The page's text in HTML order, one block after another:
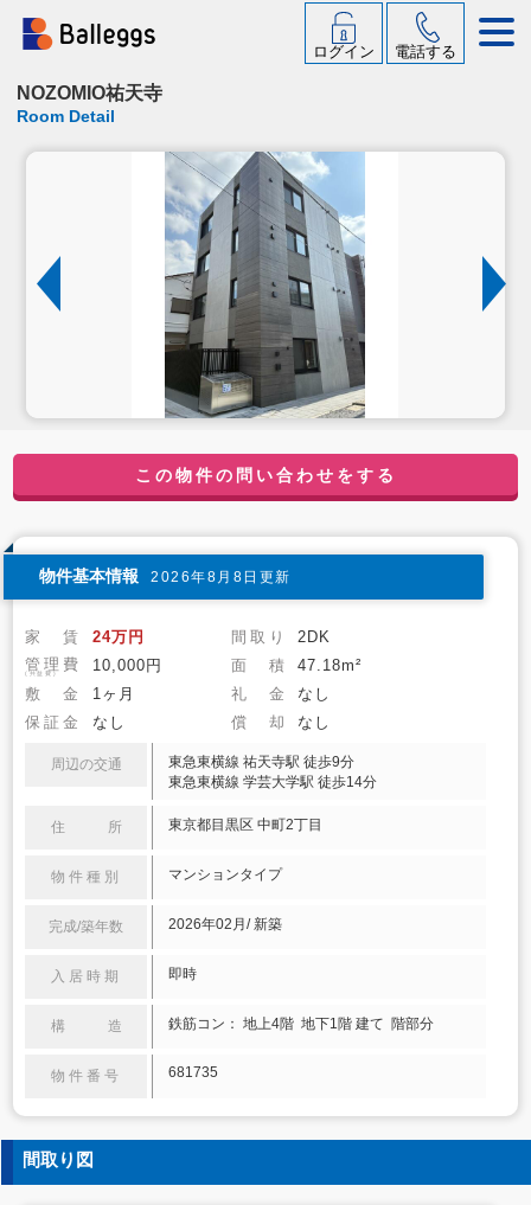
ログイン 電話する
NOZOMIO祐天寺
Room Detail
この物件の問い合わせをする
物件基本情報 2026年8月8日更新
家 賃 24万円 間取り
2DK
管理費
(共益費) 10,000円 面 積
47.18m²
敷 金
1ヶ月 礼 金
なし
保証金
なし 償 却 なし
周辺の交通
東急東横線 祐天寺駅 徒歩9分
東急東横線 学芸大学駅 徒歩14分
住 所 東京都目黒区 中町2丁目
物件種別 マンションタイプ
完成/築年数 2026年02月/ 新築
入居時期 即時
構 造 鉄筋コン： 地上4階 地下1階 建て 階部分
物件番号 681735
間取り図